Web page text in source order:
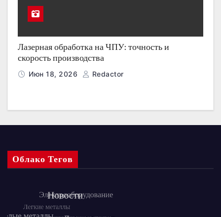
Лазерная обработка на ЧПУ: точность и
скорость производства
Июн 18, 2026 Redactor
Облако Тегов